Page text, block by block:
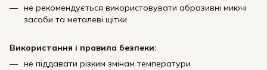
не рекомендується використовувати абразивні миючі
засоби та металеві щітки
Використання і правила безпеки:
не піддавати різким змінам температури